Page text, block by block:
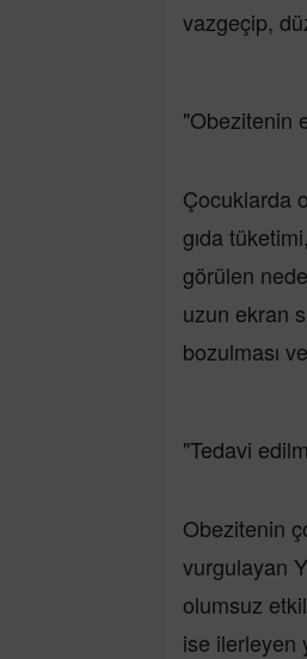
vazgeçip,
"Obezitenin
Çocuklarda
gıda
görülen
uzun ekran
bozulması
"Tedavi
Obezitenin
vurgulayan
olumsuz
ise ilerleyen